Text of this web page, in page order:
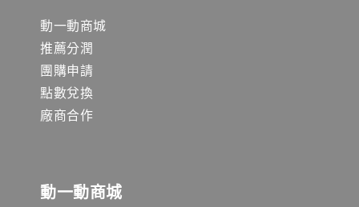
動一動商城
推薦分潤
團購申請
點數兌換
廠商合作
動一動商城